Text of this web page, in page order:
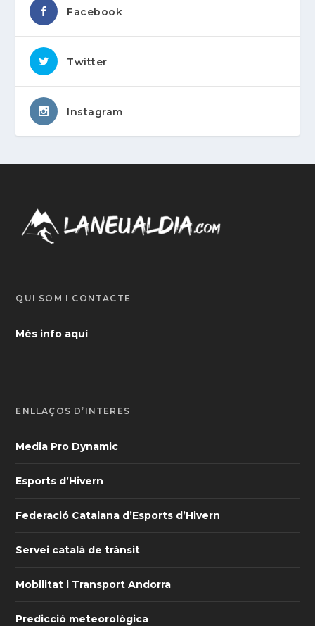
Facebook
Twitter
Instagram
QUI SOM I CONTACTE
Més info aquí
ENLLAÇOS D’INTERÈS
Media Pro Dynamic
Esports d’Hivern
Federació Catalana d’Esports d’Hivern
Servei català de trànsit
Mobilitat i Transport Andorra
Predicció meteorològica